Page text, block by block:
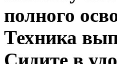
полного
Техника
Сидите в